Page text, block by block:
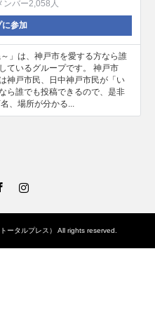
ンバー2,058人
に参加
」は、神戸市を愛する方なら誰
ているグループです。 神戸市
神戸市民、日中神戸市民が「い
ら誰でも投稿できるので、是非
、場所が分かる...
ータルプレス） All rights reserved.